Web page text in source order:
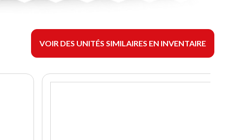
VOIR DES UNITÉS SIMILAIRES EN INVENTAIRE